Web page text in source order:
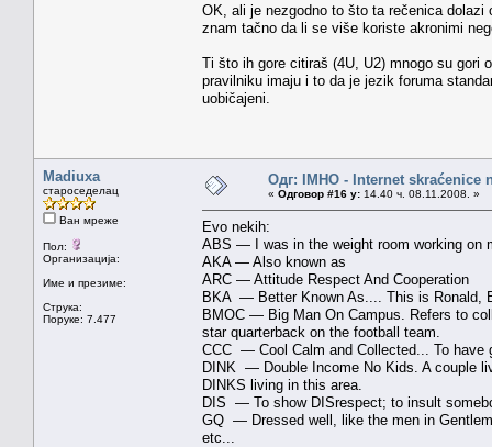
OK, ali je nezgodno to što ta rečenica
znam tačno da li se više koriste akronimi
Ti što ih gore citiraš (4U, U2) mnogo su gori
pravilniku imaju i to da je jezik foruma
uobičajeni.
Madiuxa
староседелац
Ван мреже
Пол:
Организација:
Име и презиме:
Струка:
Поруке: 7.477
Одг: IMHO - Internet skraćenice
« Одговор #16 у: 14.40 ч. 08.11.2008. »
Evo nekih:
ABS — I was in the weight room working on
AKA — Also known as
ARC — Attitude Respect And Cooperation
BKA — Better Known As.... This is Ronald,
BMOC — Big Man On Campus. Refers to
star quarterback on the football team.
CCC — Cool Calm and Collected... To have
DINK — Double Income No Kids. A couple
DINKS living in this area.
DIS — To show DISrespect; to insult
GQ — Dressed well, like the men in
etc...